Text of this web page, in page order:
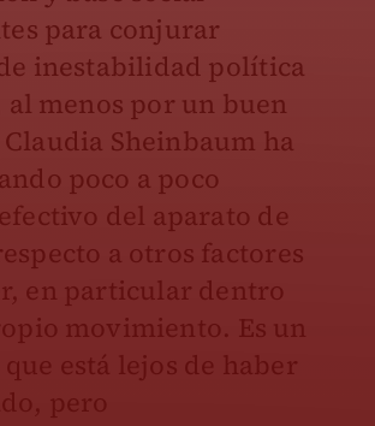
para conjurar
inestabilidad política
al menos por un buen
Sheinbaum ha
poco a poco
del aparato de
a otros factores
en particular dentro
movimiento. Es un
está lejos de haber
pero